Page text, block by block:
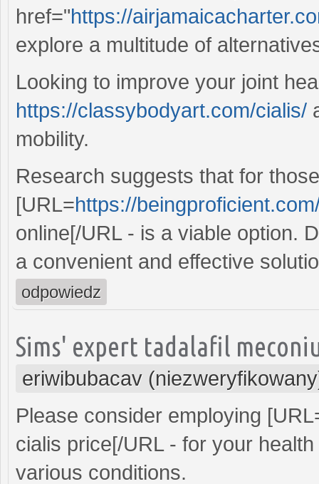
href="https://
explore a multitude of
Looking to improve your joint
https://classybodyart.com/cialis/
mobility.
Research suggests that for
[URL=https://
online[/URL - is a viable option.
a convenient and effective
odpowiedz
Sims' expert tadalafil
eriwibubacav
Please consider employing
cialis price[/URL - for your
various conditions.